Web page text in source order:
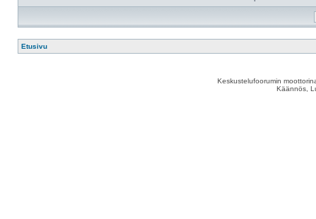
Etusivu
Keskustelufoorumin
Käännös,